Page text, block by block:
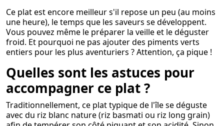
Ce plat est encore meilleur s'il repose un peu (au moins
une heure), le temps que les saveurs se développent.
Vous pouvez même le préparer la veille et le déguster
froid. Et pourquoi ne pas ajouter des piments verts
entiers pour les plus aventuriers ? Attention, ça pique !
Quelles sont les astuces pour
accompagner ce plat ?
Traditionnellement, ce plat typique de l'île se déguste
avec du riz blanc nature (riz basmati ou riz long grain)